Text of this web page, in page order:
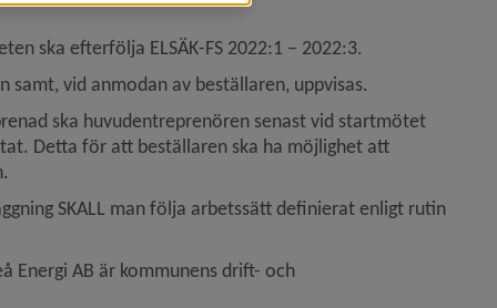
ska efterfölja ELSÄK-FS 2022:1 – 2022:3.
vid anmodan av beställaren, uppvisas.
ska huvudentreprenören senast vid startmötet
Detta för att beställaren ska ha möjlighet att
SKALL man följa arbetssätt definierat enligt rutin
Energi AB är kommunens drift- och